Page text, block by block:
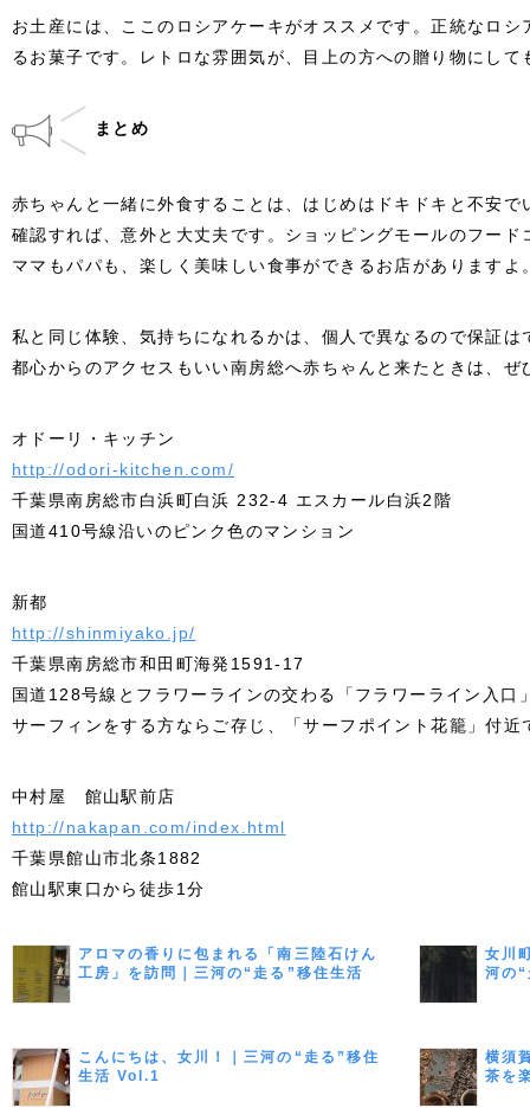
お土産には、ここのロシアケーキがオススメです。正統なロ
るお菓子です。レトロな雰囲気が、目上の方への贈り物にして
まとめ
赤ちゃんと一緒に外食することは、はじめはドキドキと不安
確認すれば、意外と大丈夫です。ショッピングモールのフー
ママもパパも、楽しく美味しい食事ができるお店がありますよ
私と同じ体験、気持ちになれるかは、個人で異なるので保証は
都心からのアクセスもいい南房総へ赤ちゃんと来たときは、ぜ
オドーリ・キッチン
http://odori-kitchen.com/
千葉県南房総市白浜町白浜 232-4 エスカール白浜2階
国道410号線沿いのピンク色のマンション
新都
http://shinmiyako.jp/
千葉県南房総市和田町海発1591-17
国道128号線とフラワーラインの交わる「フラワーライン入口
サーフィンをする方ならご存じ、「サーフポイント花籠」付近
中村屋 館山駅前店
http://nakapan.com/index.html
千葉県館山市北条1882
館山駅東口から徒歩1分
アロマの香りに包まれる「南三陸石けん
工房」を訪問｜三河の“走る”移住生活
女川
河の
こんにちは、女川！｜三河の“走る”移住
生活 Vol.1
横須
茶を